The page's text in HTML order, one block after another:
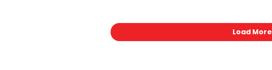
Load More